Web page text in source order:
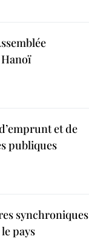
et de
publiques
synchroniques
pays